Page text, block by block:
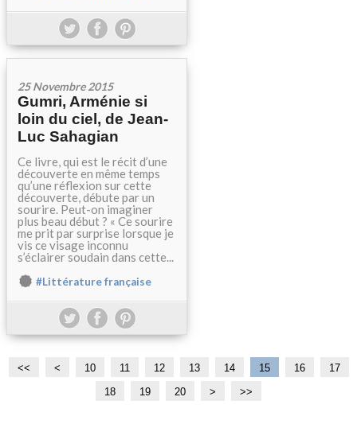
25 Novembre 2015
Gumri, Arménie si
loin du ciel, de Jean-
Luc Sahagian
Ce livre, qui est le récit d’une
découverte en même temps
qu’une réflexion sur cette
découverte, débute par un
sourire. Peut-on imaginer
plus beau début ? « Ce sourire
me prit par surprise lorsque je
vis ce visage inconnu
s’éclairer soudain dans cette...
#Littérature française
<< < 10 11 12 13 14 15 16
17
18
19 20
3
> >>